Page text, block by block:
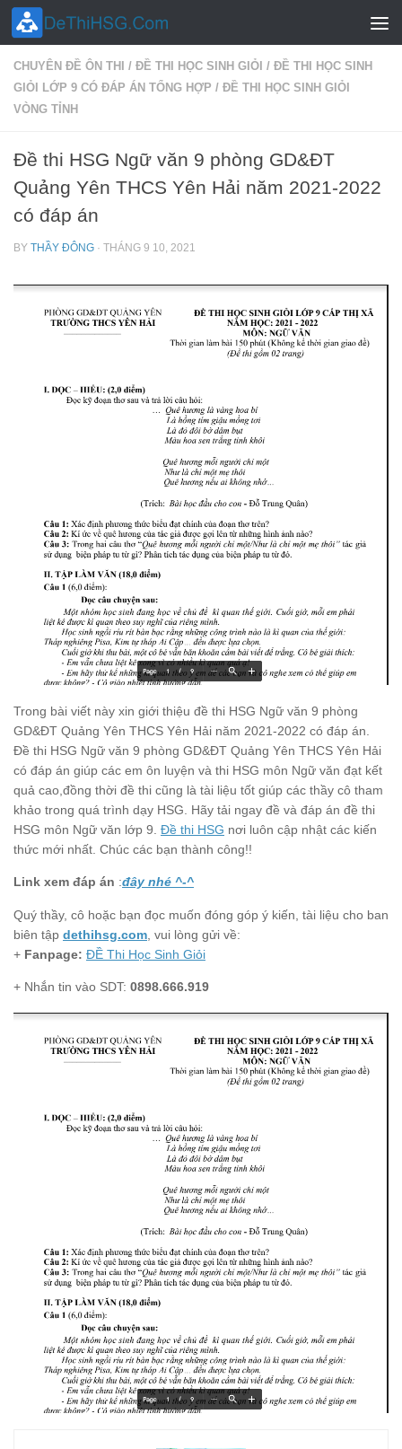
Skip to content
CHUYÊN ĐỀ ÔN THI / ĐỀ THI HỌC SINH GIỎI / ĐỀ THI HỌC SINH
GIỎI LỚP 9 CÓ ĐÁP ÁN TỔNG HỢP / ĐỀ THI HỌC SINH GIỎI
VÒNG TỈNH
Đề thi HSG Ngữ văn 9 phòng GD&ĐT
Quảng Yên THCS Yên Hải năm 2021-2022
có đáp án
BY THẦY ĐÔNG · THÁNG 9 10, 2021
Trong bài viết này xin giới thiệu đề thi HSG Ngữ văn 9 phòng
GD&ĐT Quảng Yên THCS Yên Hải năm 2021-2022 có đáp án.
Đề thi HSG Ngữ văn 9 phòng GD&ĐT Quảng Yên THCS Yên Hải
có đáp án giúp các em ôn luyện và thi HSG môn Ngữ văn đạt kết
quả cao,đồng thời đề thi cũng là tài liệu tốt giúp các thầy cô tham
khảo trong quá trình dạy HSG. Hãy tải ngay đề và đáp án đề thi
HSG môn Ngữ văn lớp 9. Đề thi HSG nơi luôn cập nhật các kiến
thức mới nhất. Chúc các bạn thành công!!
Link xem đáp án :đây nhé ^-^
Quý thầy, cô hoặc bạn đọc muốn đóng góp ý kiến, tài liệu cho ban
biên tập dethihsg.com , vui lòng gửi về:
+ Fanpage: ĐỀ Thi Học Sinh Giỏi
+ Nhắn tin vào SDT: 0898.666.919